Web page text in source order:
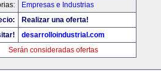
Empresas e Industrias
Realizar una oferta!
desarrolloindustrial.com
Serán consideradas ofertas